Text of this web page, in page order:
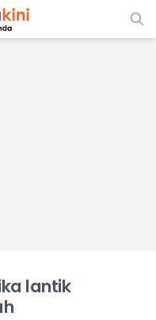
lantik